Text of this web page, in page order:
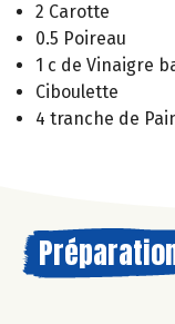
2 Carotte
0.5 Poireau
1 c de Vinaigre
Ciboulette
4 tranche de